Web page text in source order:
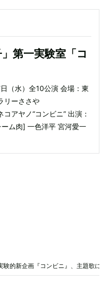
第一実験室「コ
（水）全10公演 会場：東
リーささや
アヤノ“コンビニ” 出演：
ム肉] 一色洋平 宮河愛一
験的新企画『コンビニ』、主題歌に